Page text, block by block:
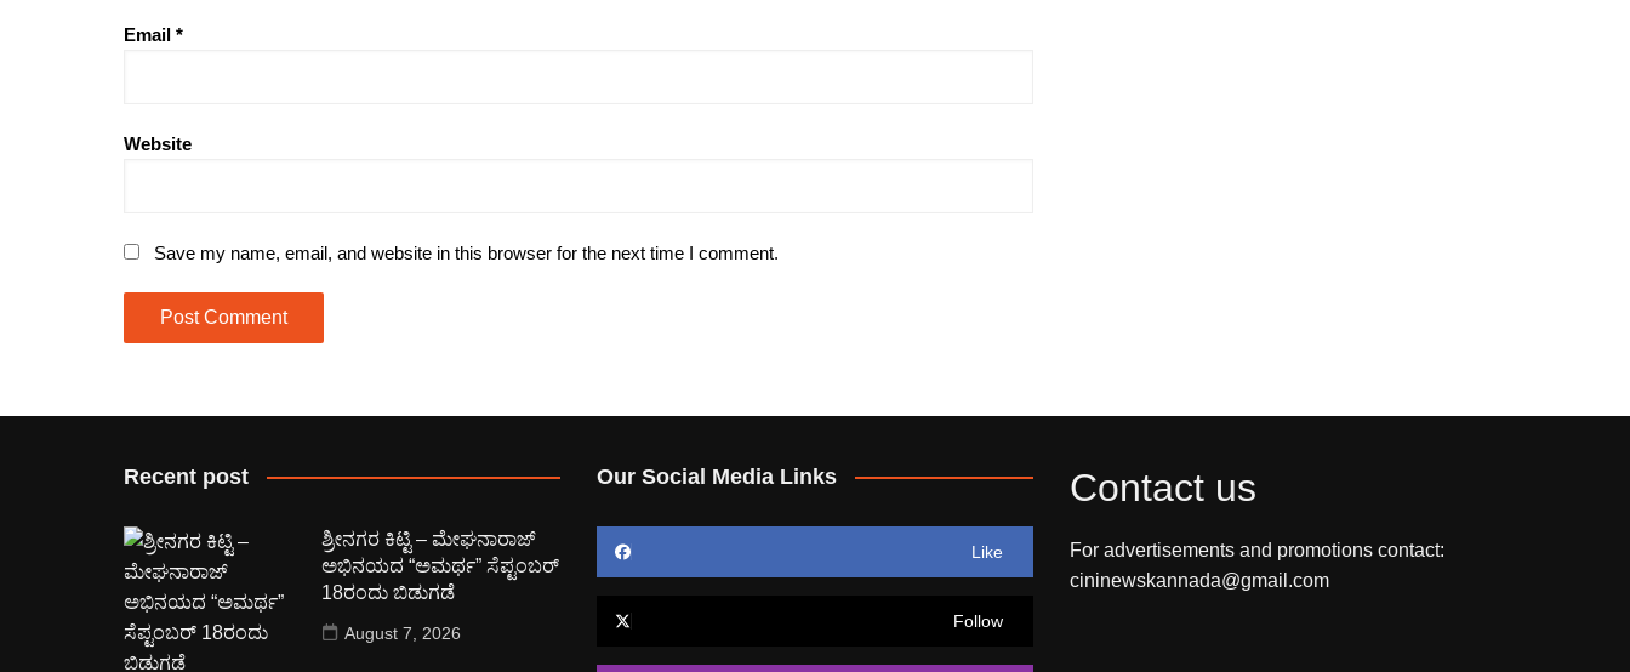
Email *
Website
Save my name, email, and website in this browser for the next time I comment.
Recent post
ಶ್ರೀನಗರ ಕಿಟ್ಟಿ – ಮೇಘನಾರಾಜ್
ಅಭಿನಯದ “ಅಮರ್ಥ” ಸೆಪ್ಟಂಬರ್
18ರಂದು ಬಿಡುಗಡೆ
August 7, 2026
Our Social Media Links
Like
Follow
Contact us
For advertisements and promotions contact:
cininewskannada@gmail.com